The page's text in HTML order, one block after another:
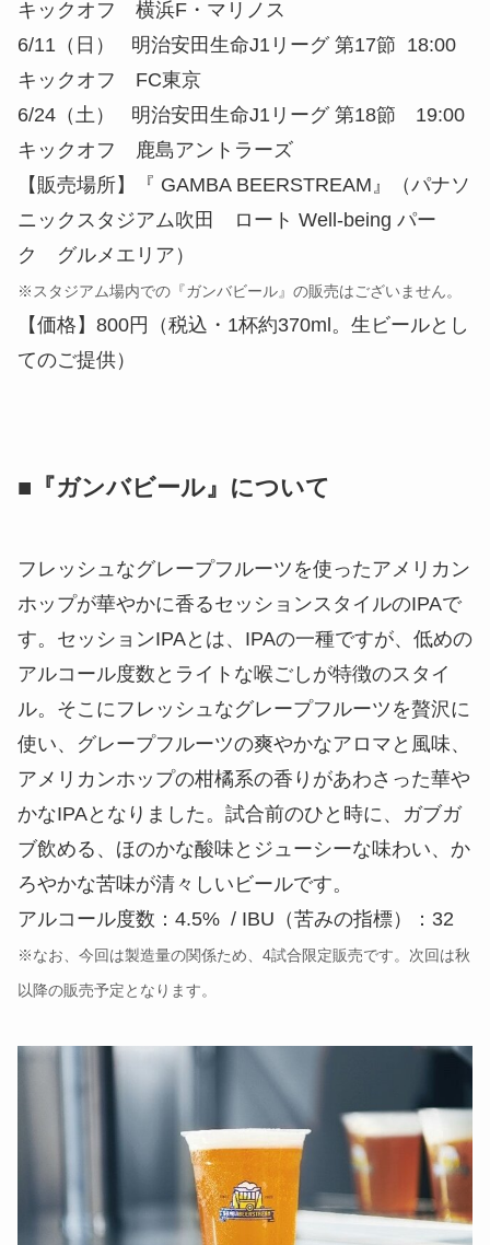
キックオフ 横浜F・マリノス
6/11（日） 明治安田生命J1リーグ 第17節 18:00
キックオフ FC東京
6/24（土） 明治安田生命J1リーグ 第18節 19:00
キックオフ 鹿島アントラーズ
【販売場所】『 GAMBA BEERSTREAM』（パナソ
ニックスタジアム吹田 ロート Well-being パー
ク グルメエリア）
※スタジアム場内での『ガンバビール』の販売はございません。
【価格】800円（税込・1杯約370ml。生ビールとし
てのご提供）
■『ガンバビール』について
フレッシュなグレープフルーツを使ったアメリカン
ホップが華やかに香るセッションスタイルのIPAで
す。セッションIPAとは、IPAの一種ですが、低めの
アルコール度数とライトな喉ごしが特徴のスタイ
ル。そこにフレッシュなグレープフルーツを贅沢に
使い、グレープフルーツの爽やかなアロマと風味、
アメリカンホップの柑橘系の香りがあわさった華や
かなIPAとなりました。試合前のひと時に、ガブガ
ブ飲める、ほのかな酸味とジューシーな味わい、か
ろやかな苦味が清々しいビールです。
アルコール度数：4.5% / IBU（苦みの指標）：32
※なお、今回は製造量の関係ため、4試合限定販売です。次回は秋
以降の販売予定となります。